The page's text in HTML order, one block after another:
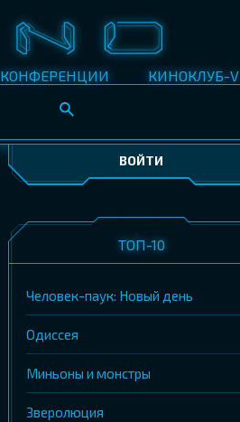
КОНФЕРЕНЦИИ КИНОКЛУБ-V
ВОЙТИ
ТОП-10
Человек-паук: Новый день
Одиссея
Миньоны и монстры
Зверолюция